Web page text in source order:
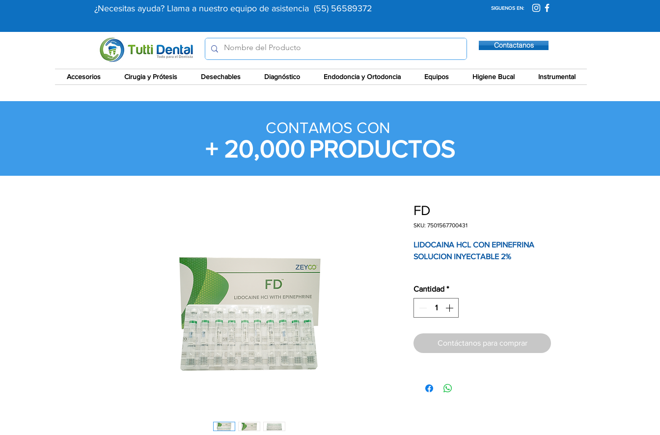
¿Necesitas ayuda? Llama a nuestro equipo de asistencia (55) 56589372 SIGUENOS EN:
Contactanos
Accesorios Cirugia y Prótesis Desechables Diagnóstico Endodoncia y Ortodoncia Equipos Higiene Bucal Instrumental
CONTAMOS CON
+ 20,000 PRODUCTOS
FD
SKU: 7501567700431
LIDOCAINA HCL CON EPINEFRINA
SOLUCION INYECTABLE 2%
Cantidad *
Contáctanos para comprar